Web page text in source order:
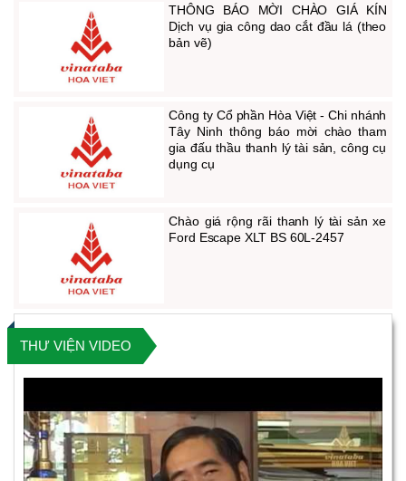
THÔNG BÁO MỜI CHÀO GIÁ KÍN
Dịch vụ gia công dao cắt đầu lá (theo
bản vẽ)
Công ty Cổ phần Hòa Việt - Chi nhánh
Tây Ninh thông báo mời chào tham
gia đấu thầu thanh lý tài sản, công cụ
dụng cụ
Chào giá rộng rãi thanh lý tài sản xe
Ford Escape XLT BS 60L-2457
THƯ VIỆN VIDEO